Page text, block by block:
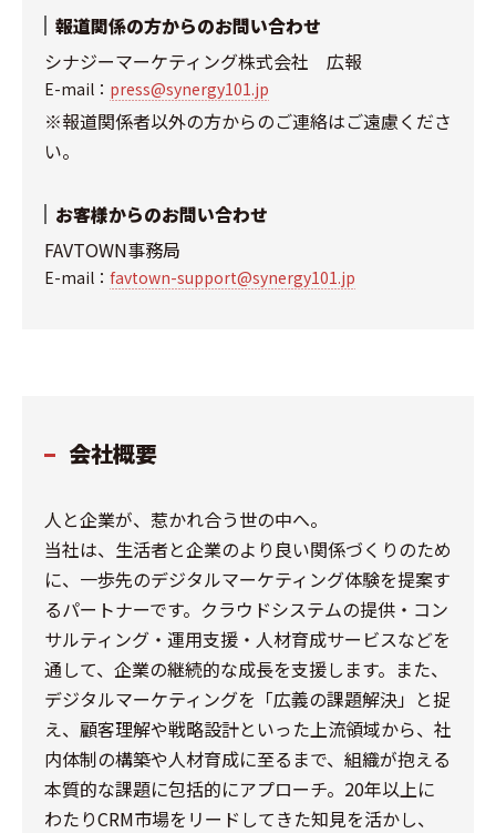
報道関係の方からのお問い合わせ
シナジーマーケティング株式会社 広報
E-mail： press@synergy101.jp
※報道関係者以外の方からのご連絡はご遠慮くださ
い。
お客様からのお問い合わせ
FAVTOWN事務局
E-mail： favtown-support@synergy101.jp
会社概要
人と企業が、惹かれ合う世の中へ。
当社は、生活者と企業のより良い関係づくりのため
に、一歩先のデジタルマーケティング体験を提案す
るパートナーです。クラウドシステムの提供・コン
サルティング・運用支援・人材育成サービスなどを
通して、企業の継続的な成長を支援します。また、
デジタルマーケティングを「広義の課題解決」と捉
え、顧客理解や戦略設計といった上流領域から、社
内体制の構築や人材育成に至るまで、組織が抱える
本質的な課題に包括的にアプローチ。20年以上に
わたりCRM市場をリードしてきた知見を活かし、